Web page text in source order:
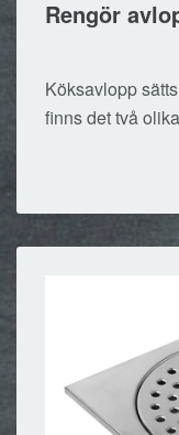
Rengör
Köksavlopp
finns det två